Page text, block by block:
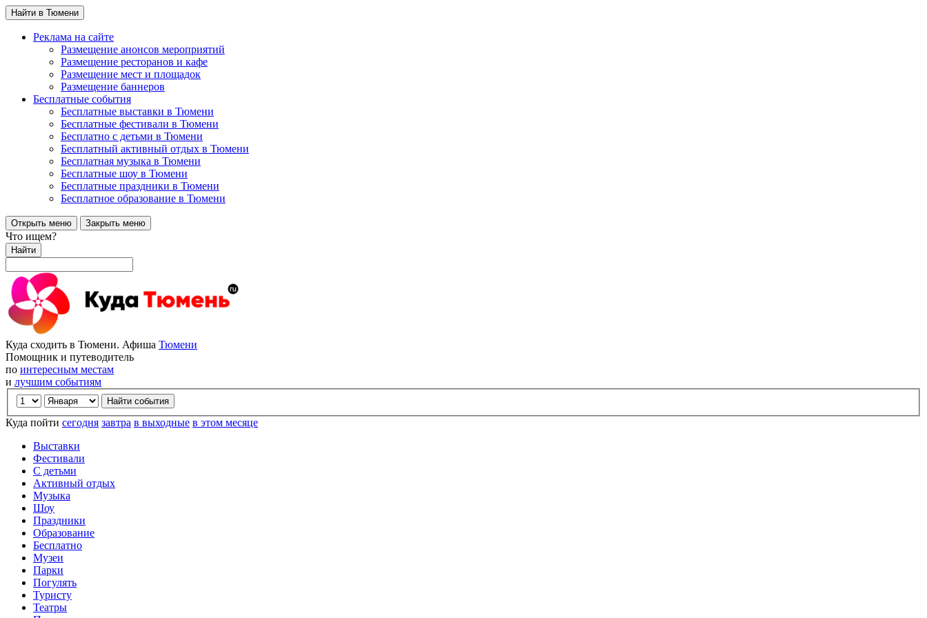
Найти в Тюмени
Реклама на сайте
Размещение анонсов мероприятий
Размещение ресторанов и кафе
Размещение мест и площадок
Размещение баннеров
Бесплатные события
Бесплатные выставки в Тюмени
Бесплатные фестивали в Тюмени
Бесплатно с детьми в Тюмени
Бесплатный активный отдых в Тюмени
Бесплатная музыка в Тюмени
Бесплатные шоу в Тюмени
Бесплатные праздники в Тюмени
Бесплатное образование в Тюмени
Открыть меню Закрыть меню
Что ищем?
Найти
Куда сходить в Тюмени. Афиша Тюмени
Помощник и путеводитель
по интересным местам
и лучшим событиям
Куда пойти сегодня завтра в выходные в этом месяце
Выставки
Фестивали
С детьми
Активный отдых
Музыка
Шоу
Праздники
Образование
Бесплатно
Музеи
Парки
Погулять
Туристу
Театры